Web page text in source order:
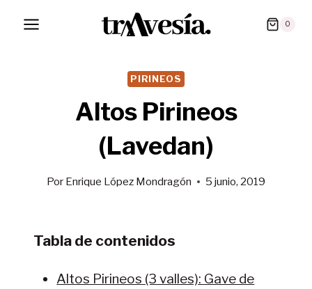
0
PIRINEOS
Altos Pirineos
(Lavedan)
Por Enrique López Mondragón 5 junio, 2019
Tabla de contenidos
Altos Pirineos (3 valles): Gave de